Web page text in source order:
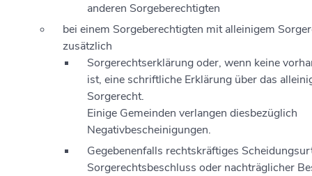
anderen Sorgeberechtigten
bei einem Sorgeberechtigten mit alleinigem
zusätzlich
Sorgerechtserklärung oder, wenn keine
ist, eine schriftliche Erklärung über das
Sorgerecht.
Einige Gemeinden verlangen diesbezüglich
Negativbescheinigungen.
Gegebenenfalls rechtskräftiges
Sorgerechtsbeschluss oder nachträglicher